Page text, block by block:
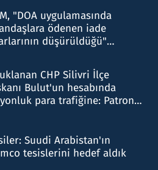
"DOA uygulamasında
ödenen iade
düşürüldüğü"
CHP Silivri İlçe
Bulut'un hesabında
para trafiğine: Patron
Suudi Arabistan'ın
tesislerini hedef aldık